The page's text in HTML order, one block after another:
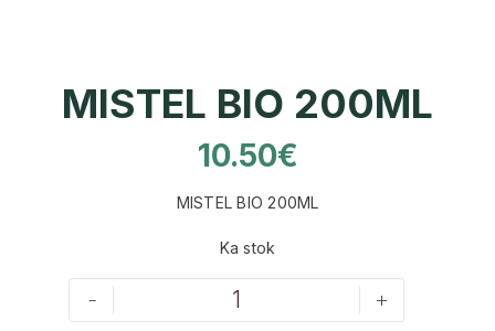
MISTEL BIO 200ML
10.50€
MISTEL BIO 200ML
Ka stok
- +